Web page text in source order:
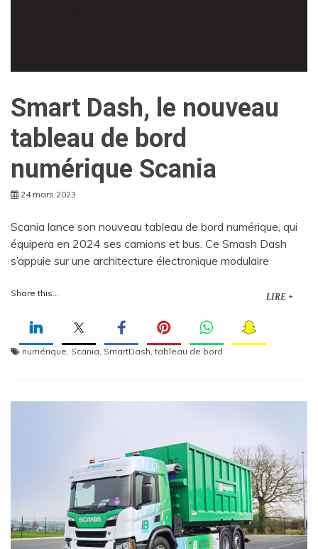
Smart Dash, le nouveau
tableau de bord
numérique Scania
24 mars 2023
Scania lance son nouveau tableau de bord numérique, qui
équipera en 2024 ses camions et bus. Ce Smash Dash
s’appuie sur une architecture électronique modulaire
Share this... LIRE +
numérique, Scania, SmartDash,tableau de bord